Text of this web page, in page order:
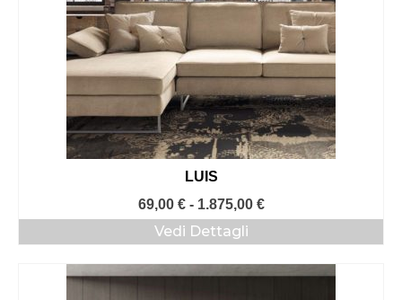
LUIS
69,00 € - 1.875,00 €Fascia
di
69,00 €
Vedi Dettagli